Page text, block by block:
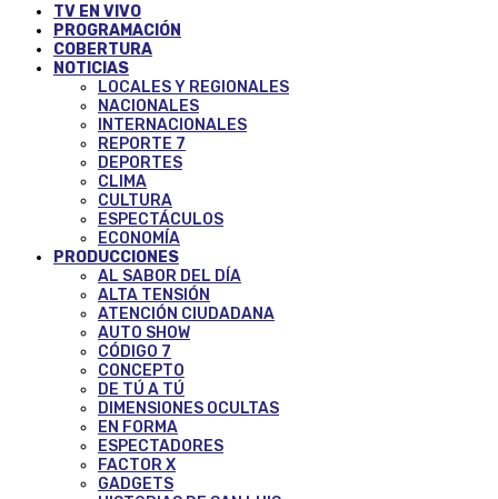
TV EN VIVO
PROGRAMACIÓN
COBERTURA
NOTICIAS
LOCALES Y REGIONALES
NACIONALES
INTERNACIONALES
REPORTE 7
DEPORTES
CLIMA
CULTURA
ESPECTÁCULOS
ECONOMÍA
PRODUCCIONES
AL SABOR DEL DÍA
ALTA TENSIÓN
ATENCIÓN CIUDADANA
AUTO SHOW
CÓDIGO 7
CONCEPTO
DE TÚ A TÚ
DIMENSIONES OCULTAS
EN FORMA
ESPECTADORES
FACTOR X
GADGETS